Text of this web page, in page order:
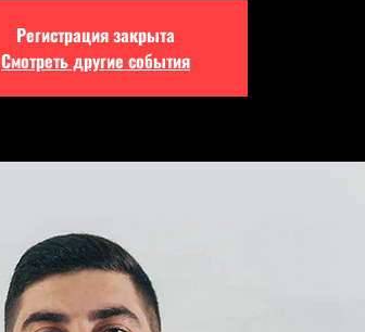
Регистрация закрыта
Смотреть другие события